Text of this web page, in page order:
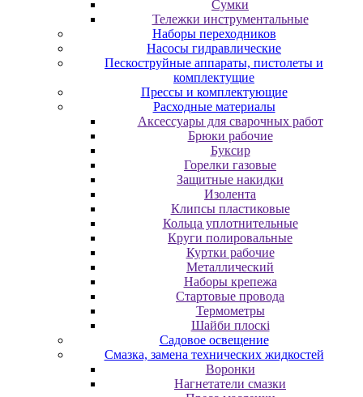
Сумки
Тележки инструментальные
Наборы переходников
Насосы гидравлические
Пескоструйные аппараты, пистолеты и
комплектущие
Прессы и комплектующие
Расходные материалы
Аксессуары для сварочных работ
Брюки рабочие
Буксир
Горелки газовые
Защитные накидки
Изолента
Клипсы пластиковые
Кольца уплотнительные
Круги полировальные
Куртки рабочие
Металлический
Наборы крепежа
Стартовые провода
Термометры
Шайби плоскі
Садовое освещение
Смазка, замена технических жидкостей
Воронки
Нагнетатели смазки